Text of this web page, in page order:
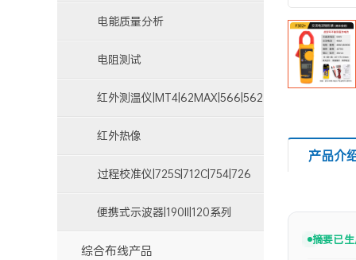
产品介
摘要已
电能质量分析
仪|1730|1735|1750|43B
电阻测试
仪|1508|1550C|1587|1621
红外测温仪|MT4|62MAX|566|562
红外热像
仪|Ti100|TiS10|Ti200|TiX520
过程校准仪|725S|712C|754|726
便携式示波器|190II|120系列
综合布线产品